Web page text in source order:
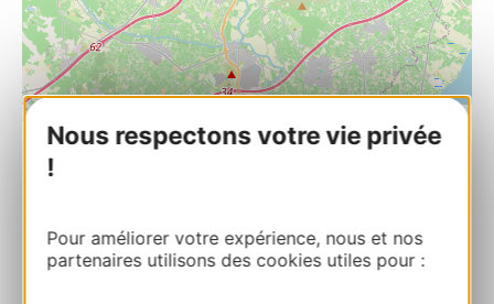
Nous respectons votre vie privée
!
Pour améliorer votre expérience, nous et nos
partenaires utilisons des cookies utiles pour :
OpenStreetMap contributors
Calcola il tuo percorso